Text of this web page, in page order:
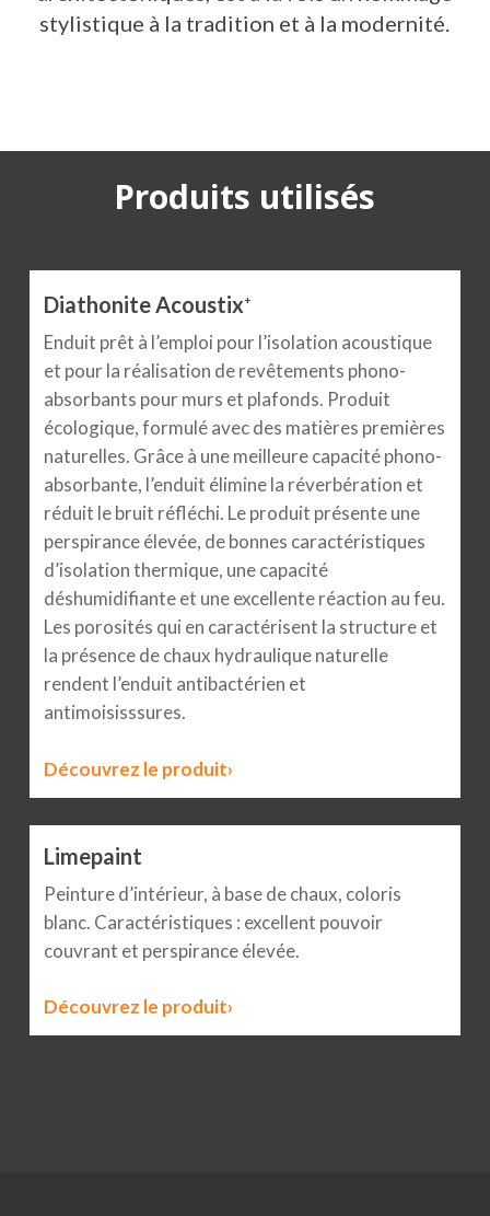
stylistique à la tradition et à la modernité.
Produits utilisés
Diathonite Acoustix+
Enduit prêt à l’emploi pour l’isolation acoustique
et pour la réalisation de revêtements phono-
absorbants pour murs et plafonds. Produit
écologique, formulé avec des matières premières
naturelles. Grâce à une meilleure capacité phono-
absorbante, l’enduit élimine la réverbération et
réduit le bruit réfléchi. Le produit présente une
perspirance élevée, de bonnes caractéristiques
d’isolation thermique, une capacité
déshumidifiante et une excellente réaction au feu.
Les porosités qui en caractérisent la structure et
la présence de chaux hydraulique naturelle
rendent l’enduit antibactérien et
antimoisisssures.
Découvrez le produit›
Limepaint
Peinture d’intérieur, à base de chaux, coloris
blanc. Caractéristiques : excellent pouvoir
couvrant et perspirance élevée.
Découvrez le produit›